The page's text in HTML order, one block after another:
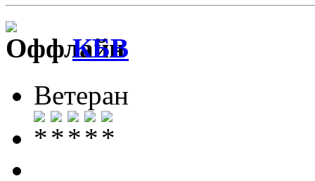
КБВ
Ветеран